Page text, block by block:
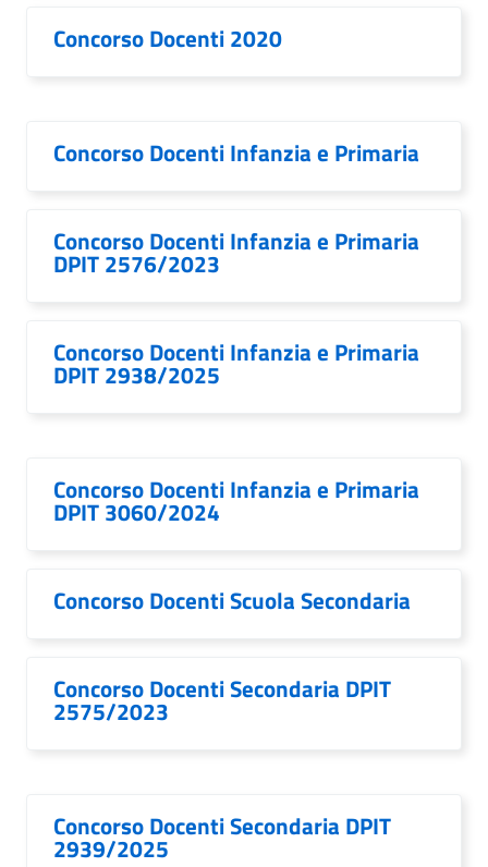
Concorso Docenti 2020
Concorso Docenti Infanzia e Primaria
Concorso Docenti Infanzia e Primaria
DPIT 2576/2023
Concorso Docenti Infanzia e Primaria
DPIT 2938/2025
Concorso Docenti Infanzia e Primaria
DPIT 3060/2024
Concorso Docenti Scuola Secondaria
Concorso Docenti Secondaria DPIT
2575/2023
Concorso Docenti Secondaria DPIT
2939/2025